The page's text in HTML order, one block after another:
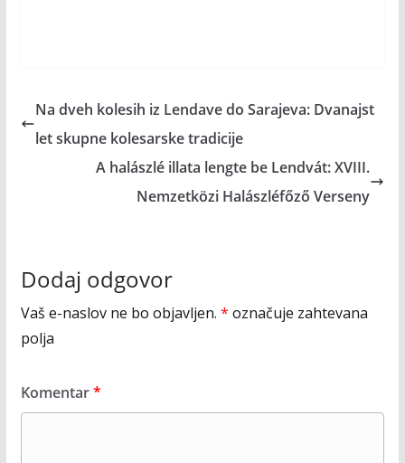
Na dveh kolesih iz Lendave do Sarajeva: Dvanajst
let skupne kolesarske tradicije
A halászlé illata lengte be Lendvát: XVIII.
Nemzetközi Halászléfőző Verseny
Dodaj odgovor
Vaš e-naslov ne bo objavljen. * označuje zahtevana
polja
Komentar*